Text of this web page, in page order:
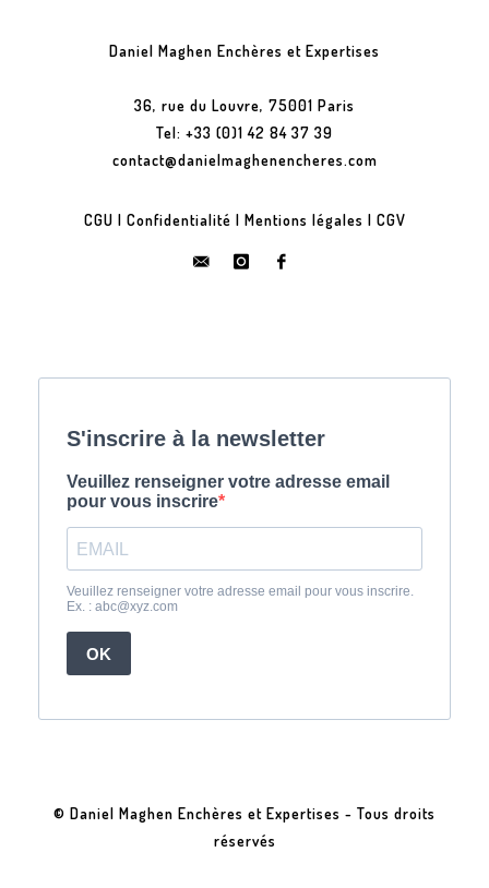
Daniel Maghen Enchères et Expertises
36, rue du Louvre, 75001 Paris
Tel: +33 (0)1 42 84 37 39
contact@danielmaghenencheres.com
CGU | Confidentialité | Mentions légales | CGV
© Daniel Maghen Enchères et Expertises - Tous droits
réservés